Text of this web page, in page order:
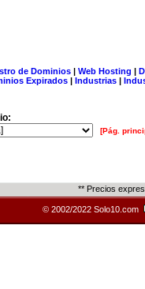
de Dominios| Web Hosting |
Expirados | Industrias |
[Pág.
** Precios
© 2002/2022 Solo10.com